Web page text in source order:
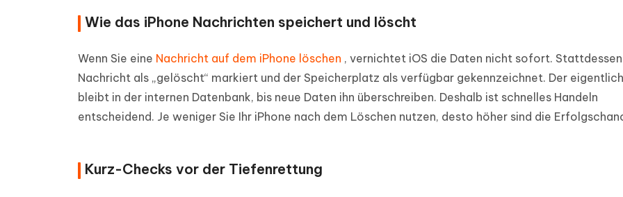
Wie das iPhone Nachrichten speichert und löscht
Wenn Sie eine Nachricht auf dem iPhone löschen , vernichtet iOS die Daten nicht sofort.
Nachricht als „gelöscht“ markiert und der Speicherplatz als verfügbar gekennzeichnet. Der
bleibt in der internen Datenbank, bis neue Daten ihn überschreiben. Deshalb ist schnelles Handeln
entscheidend. Je weniger Sie Ihr iPhone nach dem Löschen nutzen, desto höher sind die
Kurz-Checks vor der Tiefenrettung